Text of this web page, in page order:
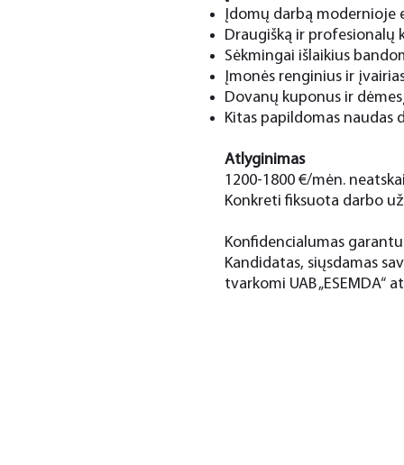
Įdomų darbą modernioje
Draugišką ir profesionalų
Sėkmingai išlaikius
Įmonės renginius ir
Dovanų kuponus ir
Kitas papildomas
Atlyginimas
1200-1800 €/mėn.
Konkreti fiksuota darbo
Konfidencialumas
Kandidatas, siųsdamas
tvarkomi UAB